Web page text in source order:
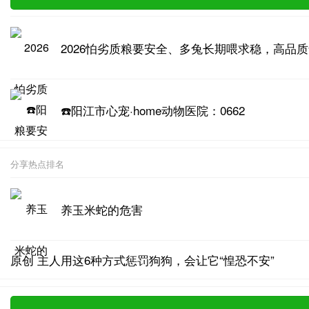
2026怕劣质粮要安全、多兔长期喂求稳，高品
☎️阳江市心宠·home动物医院：0662
分享热点排名
养玉米蛇的危害
原创 主人用这6种方式惩罚狗狗，会让它“惶恐不安”